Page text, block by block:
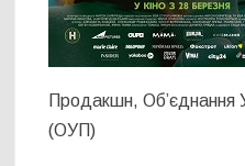
Продакшн, Об’єднання
(ОУП)